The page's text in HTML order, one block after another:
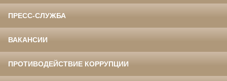
ПРЕСС-СЛУЖБА
ВАКАНСИИ
ПРОТИВОДЕЙСТВИЕ КОРРУПЦИИ